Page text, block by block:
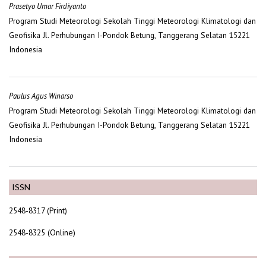
ISSN
2548-8317 (Print)
2548-8325 (Online)
Prasetyo Umar Firdiyanto
Program Studi Meteorologi Sekolah Tinggi Meteorologi Klimatologi dan
Geofisika Jl. Perhubungan I-Pondok Betung, Tanggerang Selatan 15221
Indonesia
Paulus Agus Winarso
Program Studi Meteorologi Sekolah Tinggi Meteorologi Klimatologi dan
Geofisika Jl. Perhubungan I-Pondok Betung, Tanggerang Selatan 15221
Indonesia